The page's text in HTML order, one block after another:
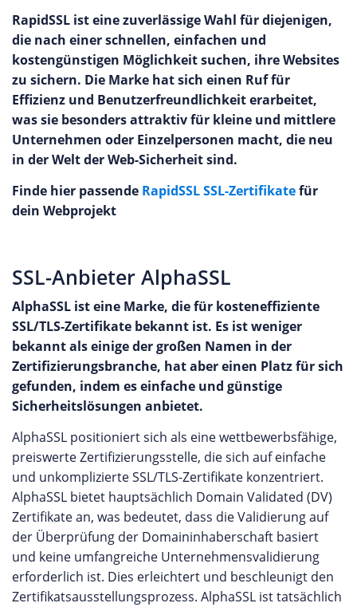
RapidSSL ist eine zuverlässige Wahl für diejenigen,
die nach einer schnellen, einfachen und
kostengünstigen Möglichkeit suchen, ihre Websites
zu sichern. Die Marke hat sich einen Ruf für
Effizienz und Benutzerfreundlichkeit erarbeitet,
was sie besonders attraktiv für kleine und mittlere
Unternehmen oder Einzelpersonen macht, die neu
in der Welt der Web-Sicherheit sind.
Finde hier passende RapidSSL SSL-Zertifikatefür
dein Webprojekt
SSL-Anbieter AlphaSSL
AlphaSSL ist eine Marke, die für kosteneffiziente
SSL/TLS-Zertifikate bekannt ist. Es ist weniger
bekannt als einige der großen Namen in der
Zertifizierungsbranche, hat aber einen Platz für sich
gefunden, indem es einfache und günstige
Sicherheitslösungen anbietet.
AlphaSSL positioniert sich als eine wettbewerbsfähige,
preiswerte Zertifizierungsstelle, die sich auf einfache
und unkomplizierte SSL/TLS-Zertifikate konzentriert.
AlphaSSL bietet hauptsächlich Domain Validated (DV)
Zertifikate an, was bedeutet, dass die Validierung auf
der Überprüfung der Domaininhaberschaft basiert
und keine umfangreiche Unternehmensvalidierung
erforderlich ist. Dies erleichtert und beschleunigt den
Zertifikatsausstellungsprozess. AlphaSSL ist tatsächlich